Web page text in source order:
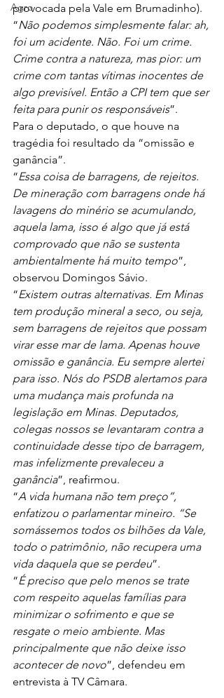
Agro
provocada pela Vale em Brumadinho).
“Não podemos simplesmente falar: ah,
foi um acidente. Não. Foi um crime.
Crime contra a natureza, mas pior: um
crime com tantas vítimas inocentes de
algo previsível. Então a CPI tem que ser
feita para punir os responsáveis”.
Para o deputado, o que houve na
tragédia foi resultado da “omissão e
ganância”.
“Essa coisa de barragens, de rejeitos.
De mineração com barragens onde há
lavagens do minério se acumulando,
aquela lama, isso é algo que já está
comprovado que não se sustenta
ambientalmente há muito tempo”,
observou Domingos Sávio.
“Existem outras alternativas. Em Minas
tem produção mineral a seco, ou seja,
sem barragens de rejeitos que possam
virar esse mar de lama. Apenas houve
omissão e ganância. Eu sempre alertei
para isso. Nós do PSDB alertamos para
uma mudança mais profunda na
legislação em Minas. Deputados,
colegas nossos se levantaram contra a
continuidade desse tipo de barragem,
mas infelizmente prevaleceu a
ganância”, reafirmou.
“A vida humana não tem preço”,
enfatizou o parlamentar mineiro. “Se
somássemos todos os bilhões da Vale,
todo o patrimônio, não recupera uma
vida daquela que se perdeu”.
“É preciso que pelo menos se trate
com respeito aquelas famílias para
minimizar o sofrimento e que se
resgate o meio ambiente. Mas
principalmente que não deixe isso
acontecer de novo”, defendeu em
entrevista à TV Câmara.